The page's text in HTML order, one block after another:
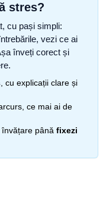
stres?
cu pași simpli:
vezi ce ai
înveți corect și
, cu explicații clare și
ce mai ai de
până fixezi